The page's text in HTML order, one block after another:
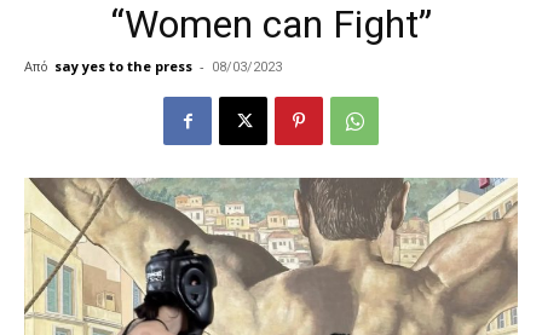
“Women can Fight”
Από say yes to the press - 08/03/2023